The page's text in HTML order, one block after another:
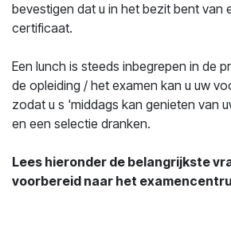
bevestigen dat u in het bezit bent van
certificaat.
Een lunch is steeds inbegrepen in de
de opleiding / het examen kan u uw
zodat u s 'middags kan genieten van
en een selectie dranken.
Lees hieronder de belangrijkste
voorbereid naar het